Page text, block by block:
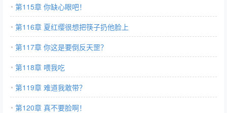
第115章 你缺心眼吧！
第116章 夏红缨很想把筷子扔他脸上
第117章 你这是要倒反天罡？
第118章 喂我吃
第119章 难道我敢带？
第120章 真不要脸啊！